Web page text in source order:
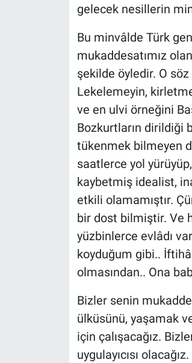
gelecek nesillerin
Bu minvâlde Türk
mukaddesatımız
şekilde öyledir. O söz
Lekelemeyin,
ve en ulvi örneğini
Bozkurtların dirildiği
tükenmek bilmeyen
saatlerce yol
kaybetmiş idealist,
etkili olamamıştır.
bir dost bilmiştir. Ve
yüzbinlerce evlâdı
koyduğum gibi..
olmasından.. Ona
Bizler senin
ülküsünü, yaşamak
için çalışacağız.
uygulayıcısı